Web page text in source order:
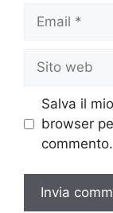
web
Salva il
browser
commento.